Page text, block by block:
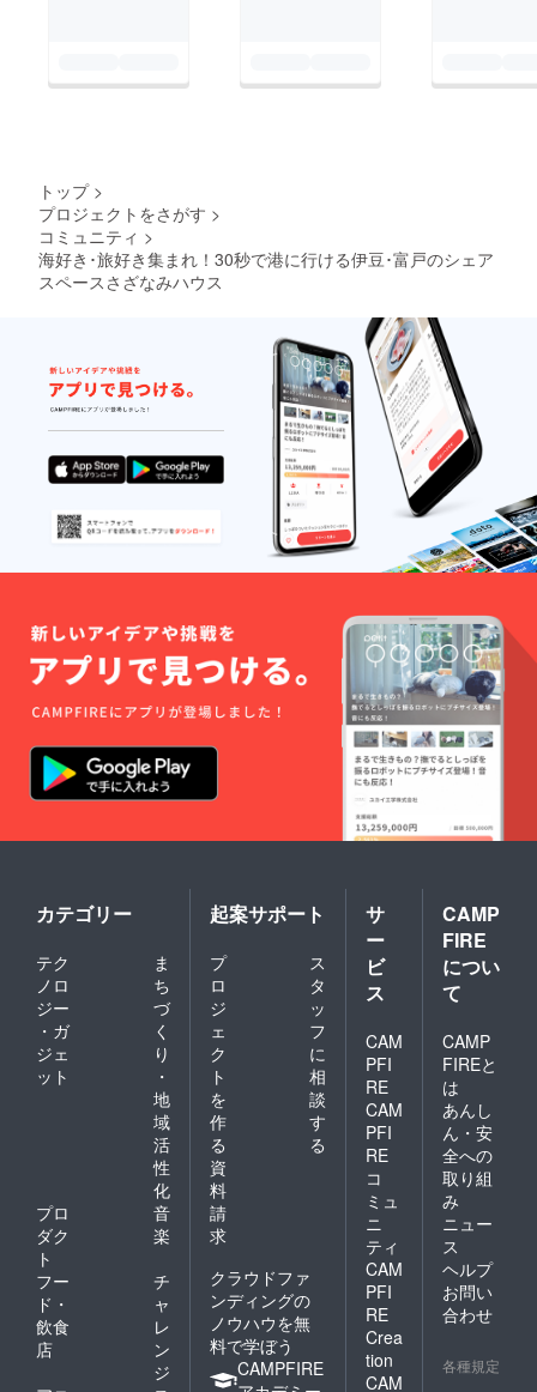
トップ >
プロジェクトをさがす >
コミュニティ >
海好き･旅好き集まれ！30秒で港に行ける伊豆･富戸のシェア
スペースさざなみハウス
カテゴリー
テク
ノロ
ジー
・ガ
ジェ
ット
ま
ち
づ
く
り
・
地
域
活
性
化
プロ
ダク
ト
音
楽
フー
ド・
飲食
店
チ
ャ
レ
ン
ジ
起案サポート
プ
ロ
ジ
ェ
ク
ト
を
作
る
ス
タ
ッ
フ
に
相
談
す
る
資
料
請
求
クラウドファ
ンディングの
ノウハウを無
料で学ぼう
CAMPFIRE
サ
ー
ビ
ス
CAM
PFI
RE
CAM
PFI
RE
コ
ミュ
ニ
ティ
CAM
PFI
RE
Crea
tion
CAM
CAMP
FIRE
につい
て
CAMP
FIREと
は
あんし
ん・安
全への
取り組
み
ニュー
ス
ヘルプ
お問い
合わせ
各種規定